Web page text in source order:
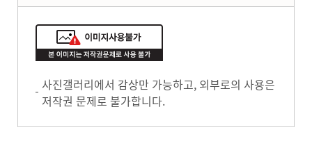
사진갤러리에서 감상만 가능하고, 외부로의 사용은
저작권 문제로 불가합니다.